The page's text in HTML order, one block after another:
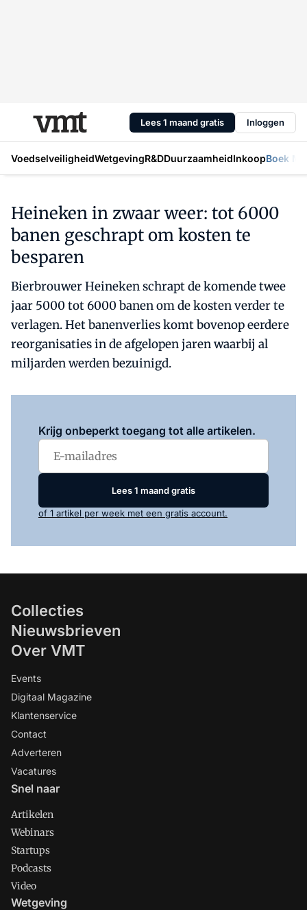
Lees 1 maand gratis Inloggen
VoedselveiligheidWetgevingR&DDuurzaamheidInkoopBoek
Heineken in zwaar weer: tot 6000
banen geschrapt om kosten te
besparen
Bierbrouwer Heineken schrapt de komende twee
jaar 5000 tot 6000 banen om de kosten verder te
verlagen. Het banenverlies komt bovenop eerdere
reorganisaties in de afgelopen jaren waarbij al
miljarden werden bezuinigd.
Krijg onbeperkt toegang tot alle artikelen.
Lees 1 maand gratis
of 1 artikel per week met een gratis account.
Collecties
Nieuwsbrieven
Over VMT
Events
Digitaal Magazine
Klantenservice
Contact
Adverteren
Vacatures
Snel naar
Artikelen
Webinars
Startups
Podcasts
Video
Wetgeving